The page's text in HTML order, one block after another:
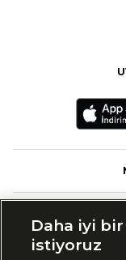
Daha iyi
istiyoruz